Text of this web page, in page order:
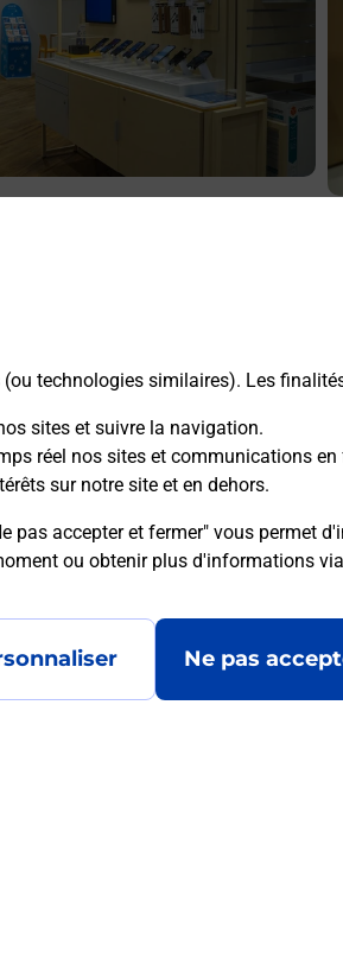
technologies similaires). Les
sites et suivre la navigation.
réel nos sites et communications
sur notre site et en dehors.
accepter et fermer" vous permet
ou obtenir plus d'informations via
Ne pas
Poste à MULHOUSE DROUOT
qu’est ce que